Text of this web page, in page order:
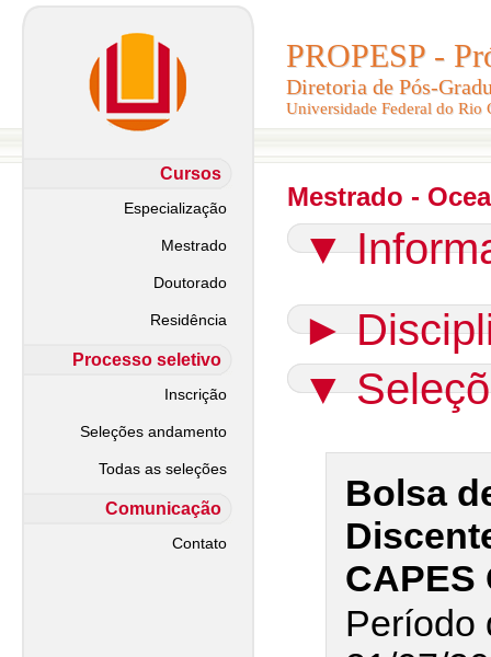
PROPESP -
Diretoria de Pós-
Universidade Federal do Rio
PROPESP -
Diretoria de Pós-
Universidade Federal do Rio
Cursos
Especialização
Mestrado
Doutorado
Residência
Processo seletivo
Inscrição
Seleções andamento
Todas as seleções
Comunicação
Contato
Mestrado -
▼
►
▼
Bolsa
CAPES
Período